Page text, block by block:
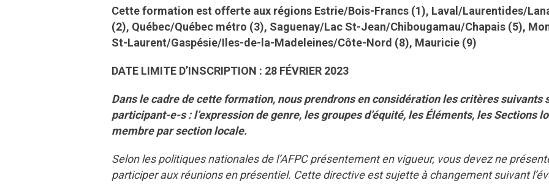
Cette formation est offerte aux régions Estrie/Bois-Francs (1), Laval/Laurentides/
(2), Québec/Québec métro (3), Saguenay/Lac St-Jean/Chibougamau/Chapais (5),
St-Laurent/Gaspésie/Iles-de-la-Madeleines/Côte-Nord (8), Mauricie (9)
DATE LIMITE D’INSCRIPTION : 28 FÉVRIER 2023
Dans le cadre de cette formation, nous prendrons en considération les critères suivants
participant-e-s : l’expression de genre, les groupes d’équité, les Éléments, les Sections
membre par section locale.
Selon les politiques nationales de l’AFPC présentement en vigueur, vous devez ne
participer aux réunions en présentiel. Cette directive est sujette à changement suivant